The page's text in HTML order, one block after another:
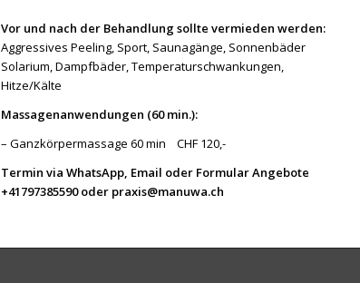
Vor und nach der Behandlung sollte vermieden werden:
Aggressives Peeling, Sport, Saunagänge, Sonnenbäder
Solarium, Dampfbäder, Temperaturschwankungen,
Hitze/Kälte
Massagenanwendungen (60 min.):
– Ganzkörpermassage 60 min CHF 120,-
Termin via WhatsApp, Email oder Formular Angebote
+41797385590 oder praxis@manuwa.ch